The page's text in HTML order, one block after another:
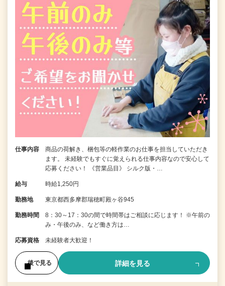
仕事内容
商品の荷解き、梱包等の軽作業のお仕事を担当していただき
ます。 未経験でもすぐに覚えられる仕事内容なので安心して
応募ください！ 《営業品目》 シルク版・…
給与 時給1,250円
勤務地 東京都西多摩郡瑞穂町殿ヶ谷945
勤務時間
8：30～17：30の間で時間帯はご相談に応じます！ ※午前の
み・午後のみ、など働き方は…
応募資格 未経験者大歓迎！
後で見る 詳細を見る